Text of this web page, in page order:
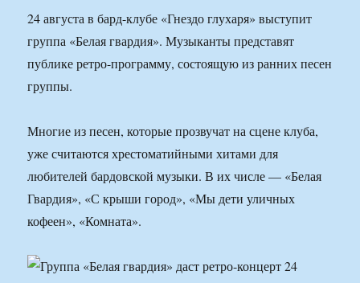
24 августа в бард-клубе «Гнездо глухаря» выступит
группа «Белая гвардия». Музыканты представят
публике ретро-программу, состоящую из ранних песен
группы.
Многие из песен, которые прозвучат на сцене клуба,
уже считаются хрестоматийными хитами для
любителей бардовской музыки. В их числе — «Белая
Гвардия», «С крыши город», «Мы дети уличных
кофеен», «Комната».